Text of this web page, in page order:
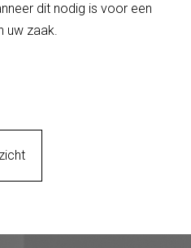
dit nodig is voor een
uw zaak.